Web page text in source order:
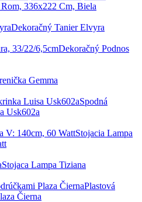
336x222 Cm, Biela
Dekoračný Tanier Elvyra
Dekoračný Podnos
Gemma
Spodná
Usk602a
Stojacia Lampa
Stojaca Lampa Tiziana
Plastová
Čierna